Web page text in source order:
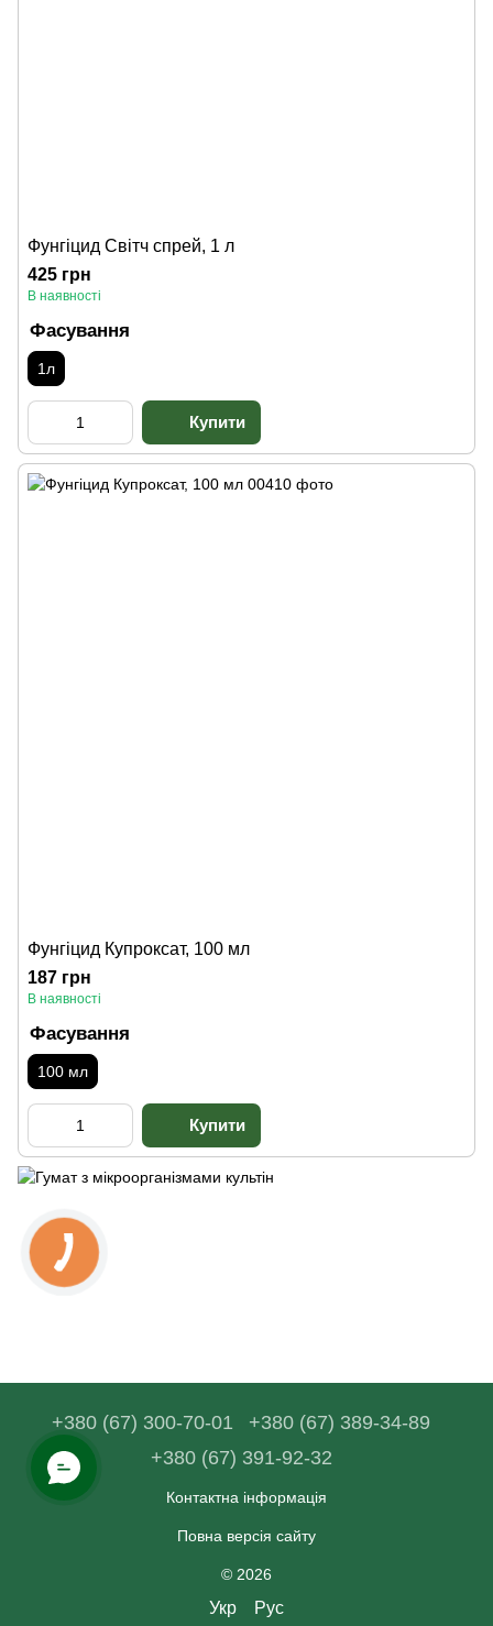
Фунгіцид Світч спрей, 1 л
425 грн
В наявності
Фасування
1л
Фунгіцид Купроксат, 100 мл
187 грн
В наявності
Фасування
100 мл
+380 (67) 300-70-01
+380 (67) 389-34-89
+380 (67) 391-92-32
Контактна інформація
Повна версія сайту
© 2026
Укр Рус